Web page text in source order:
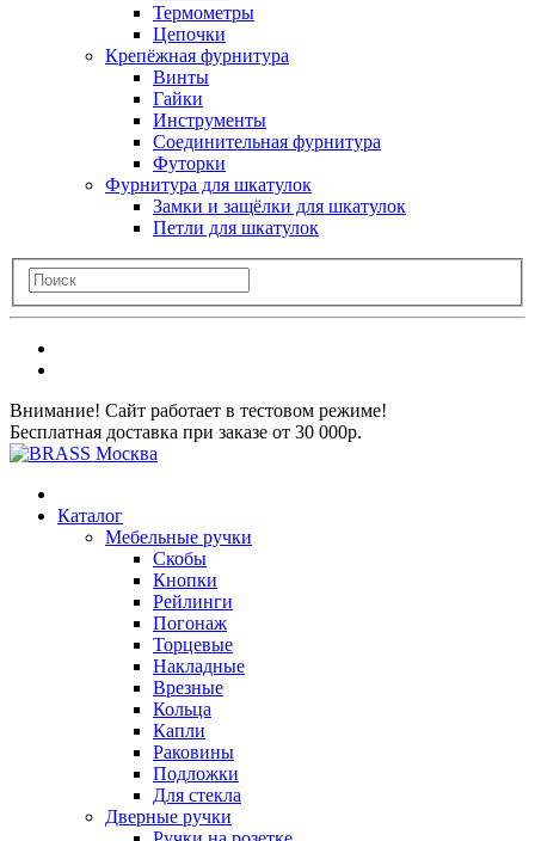
Термометры
Цепочки
Крепёжная фурнитура
Винты
Гайки
Инструменты
Соединительная фурнитура
Футорки
Фурнитура для шкатулок
Замки и защёлки для шкатулок
Петли для шкатулок
Внимание! Сайт работает в тестовом режиме!
Бесплатная доставка при заказе от 30 000р.
Каталог
Мебельные ручки
Скобы
Кнопки
Рейлинги
Погонаж
Торцевые
Накладные
Врезные
Кольца
Капли
Раковины
Подложки
Для стекла
Дверные ручки